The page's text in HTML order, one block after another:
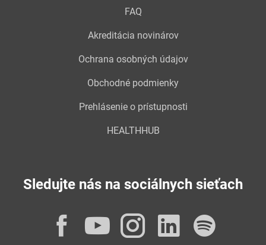
FAQ
Akreditácia novinárov
Ochrana osobných údajov
Obchodné podmienky
Prehlásenie o prístupnosti
HEALTHHUB
Sledujte nás na sociálnych sieťach
Facebook
YouTube
Instagram